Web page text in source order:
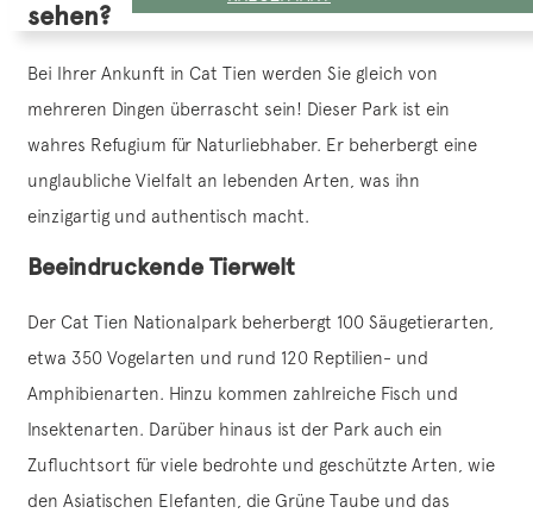
sehen?
Bei Ihrer Ankunft in Cat Tien werden Sie gleich von
mehreren Dingen überrascht sein! Dieser Park ist ein
wahres Refugium für Naturliebhaber. Er beherbergt eine
unglaubliche Vielfalt an lebenden Arten, was ihn
einzigartig und authentisch macht.
Beeindruckende Tierwelt
Der Cat Tien Nationalpark beherbergt 100 Säugetierarten,
etwa 350 Vogelarten und rund 120 Reptilien- und
Amphibienarten. Hinzu kommen zahlreiche Fisch und
Insektenarten. Darüber hinaus ist der Park auch ein
Zufluchtsort für viele bedrohte und geschützte Arten, wie
den Asiatischen Elefanten, die Grüne Taube und das